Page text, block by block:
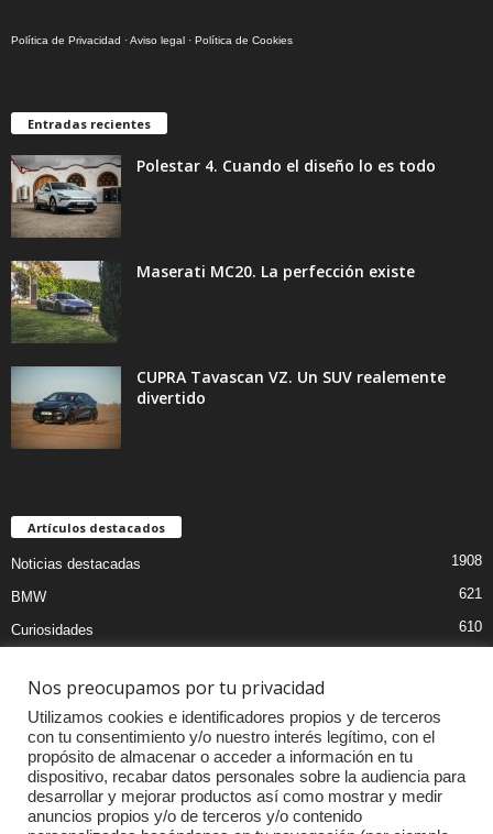
Política de Privacidad ·Aviso legal · Política de Cookies
Entradas recientes
Polestar 4. Cuando el diseño lo es todo
Maserati MC20. La perfección existe
CUPRA Tavascan VZ. Un SUV realemente
divertido
Artículos destacados
Noticias destacadas 1908
BMW 621
Curiosidades 610
Audi
MOTOS
Competiciones
Mercedes
Nos preocupamos por tu privacidad
Utilizamos cookies e identificadores propios y de terceros
con tu consentimiento y/o nuestro interés legítimo, con el
propósito de almacenar o acceder a información en tu
dispositivo, recabar datos personales sobre la audiencia para
desarrollar y mejorar productos así como mostrar y medir
anuncios propios y/o de terceros y/o contenido